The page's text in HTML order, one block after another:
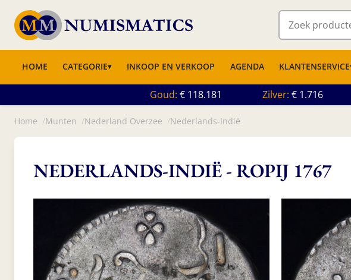
HOME CATEGORIE INKOOP EN VERKOOP AGENDA KLANTENSERVICE
Goud 118.181 Zilver 1.716
Home Munten Nederland Overzee Nederlands-Indië
NEDERLANDS-INDIË - ROPIJ 1767